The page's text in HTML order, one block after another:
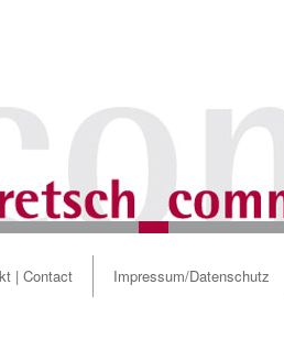
| Contact Impressum/Datenschutz